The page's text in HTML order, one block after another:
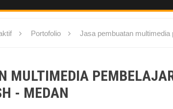
Portofolio Jasa pembuatan multimedia
MULTIMEDIA
- MEDAN